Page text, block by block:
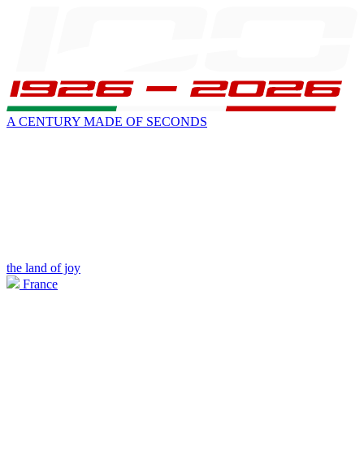
A CENTURY MADE OF SECONDS
the land of joy
France